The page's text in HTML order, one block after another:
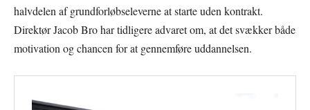
halvdelen af grundforløbseleverne at starte uden kontrakt.
Direktør Jacob Bro har tidligere advaret om, at det svækker både
motivation og chancen for at gennemføre uddannelsen.